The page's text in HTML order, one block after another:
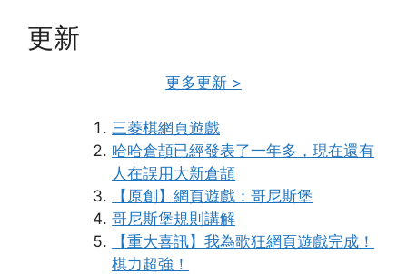
更新
更多更新 >
三菱棋網頁遊戲
哈哈倉頡已經發表了一年多，現在還有
人在誤用大新倉頡
【原創】網頁遊戲：哥尼斯堡
哥尼斯堡規則講解
【重大喜訊】我為歌狂網頁遊戲完成！
棋力超強！